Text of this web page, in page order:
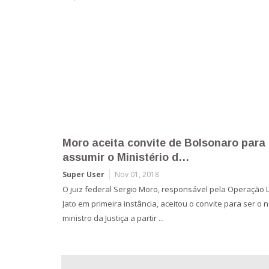
Moro aceita convite de Bolsonaro para
assumir o Ministério d…
Super User Nov 01, 2018
O juiz federal Sergio Moro, responsável pela Operação
Jato em primeira instância, aceitou o convite para ser o
ministro da Justiça a partir ...
Sempre alertamos que Moro atuava
militante, e não como …
Super User Nov 01, 2018
Minutos após confirmada a informação de que Sergio
aceitou o convite de Jair Bolsonaro para ser o próximo
ministro da Justiça, o senador petista ...
Os médicos me deram um novo pênis –
agora quero encontrar o …
Super User Nov 01, 2018
No início deste ano, Anick, de 23 anos, que nasceu
intersexual, estava se preparando para a última de uma
série de cirurgias para ter um pênis totalme...